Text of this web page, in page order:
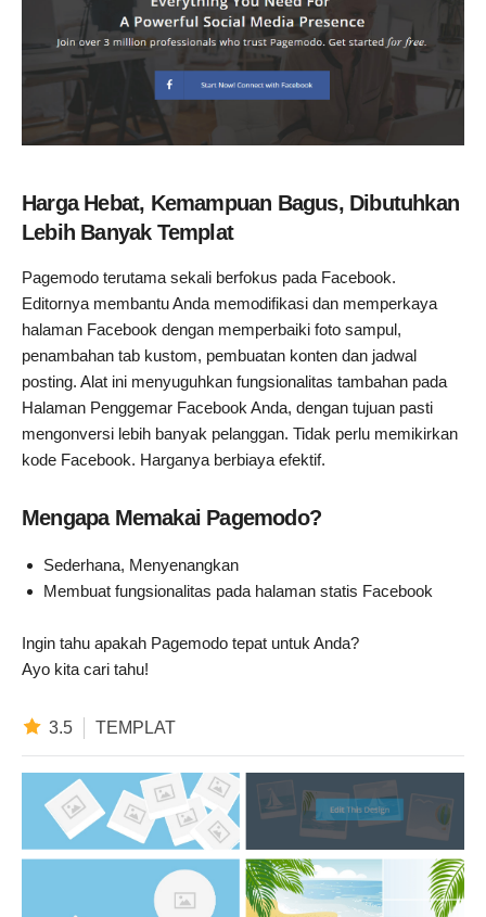
Harga Hebat, Kemampuan Bagus, Dibutuhkan
Lebih Banyak Templat
Pagemodo terutama sekali berfokus pada Facebook.
Editornya membantu Anda memodifikasi dan memperkaya
halaman Facebook dengan memperbaiki foto sampul,
penambahan tab kustom, pembuatan konten dan jadwal
posting. Alat ini menyuguhkan fungsionalitas tambahan pada
Halaman Penggemar Facebook Anda, dengan tujuan pasti
mengonversi lebih banyak pelanggan. Tidak perlu memikirkan
kode Facebook. Harganya berbiaya efektif.
Mengapa Memakai Pagemodo?
Sederhana, Menyenangkan
Membuat fungsionalitas pada halaman statis Facebook
Ingin tahu apakah Pagemodo tepat untuk Anda?
Ayo kita cari tahu!
3.5 TEMPLAT